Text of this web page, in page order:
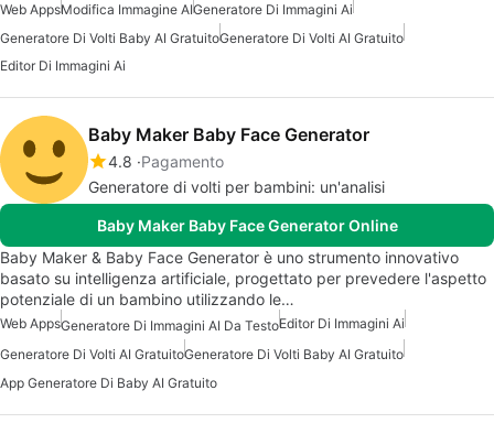
Web AppsModifica Immagine AIGeneratore Di Immagini Ai
Generatore Di Volti Baby AI GratuitoGeneratore Di Volti AI Gratuito
Editor Di Immagini Ai
Baby Maker Baby Face Generator
4.8 Pagamento
Generatore di volti per bambini: un'analisi
Baby Maker Baby Face Generator Online
Baby Maker & Baby Face Generator è uno strumento innovativo
basato su intelligenza artificiale, progettato per prevedere l'aspetto
potenziale di un bambino utilizzando le…
Web AppsGeneratore Di Immagini AI Da TestoEditor Di Immagini Ai
Generatore Di Volti AI GratuitoGeneratore Di Volti Baby AI Gratuito
App Generatore Di Baby AI Gratuito